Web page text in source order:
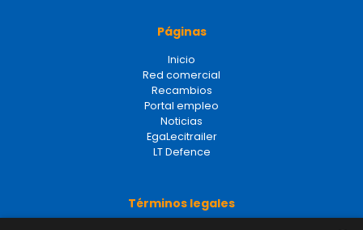
Páginas
Inicio
Red comercial
Recambios
Portal empleo
Noticias
EgaLecitrailer
LT Defence
Términos legales